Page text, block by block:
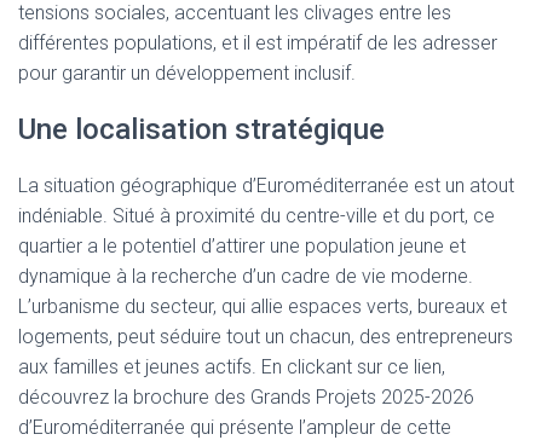
tensions sociales, accentuant les clivages entre les
différentes populations, et il est impératif de les adresser
pour garantir un développement inclusif.
Une localisation stratégique
La situation géographique d’Euroméditerranée est un atout
indéniable. Situé à proximité du centre-ville et du port, ce
quartier a le potentiel d’attirer une population jeune et
dynamique à la recherche d’un cadre de vie moderne.
L’urbanisme du secteur, qui allie espaces verts, bureaux et
logements, peut séduire tout un chacun, des entrepreneurs
aux familles et jeunes actifs. En clickant sur ce lien,
découvrez la brochure des Grands Projets 2025-2026
d’Euroméditerranée qui présente l’ampleur de cette